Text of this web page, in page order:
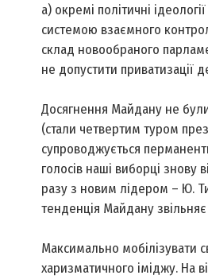
а) окремі політичні
системою взаємного
склад новообраного
не допустити приватизації
Досягнення Майдану не
(стали четвертим туром
супроводжується
голосів наші виборці
разу з новим лідером – Ю.
тенденція Майдану звільняє
Максимально мобілізувати
харизматичного іміджу. На